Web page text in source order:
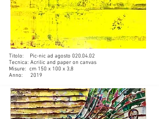
Titolo: Pic-nic ad agosto 020.04.02
Tecnica: Acrilic and paper on canvas
Misure: cm 150 x 100 x 3,8
Anno: 2019